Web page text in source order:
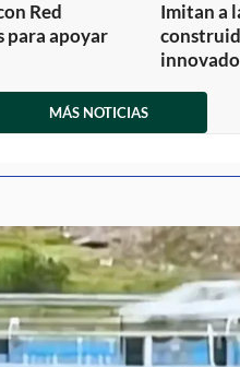
Red
para apoyar
Imitan a
MÁS NOTICIAS